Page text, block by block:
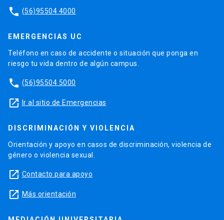
phone (56)95504 4000
EMERGENCIAS UC
Teléfono en caso de accidente o situación que ponga en
riesgo tu vida dentro de algún campus.
phone (56)95504 5000
launch Ir al sitio de Emergencias
DISCRIMINACIÓN Y VIOLENCIA
Orientación y apoyo en casos de discriminación, violencia de
género o violencia sexual.
launch Contacto para apoyo
launch Más orientación